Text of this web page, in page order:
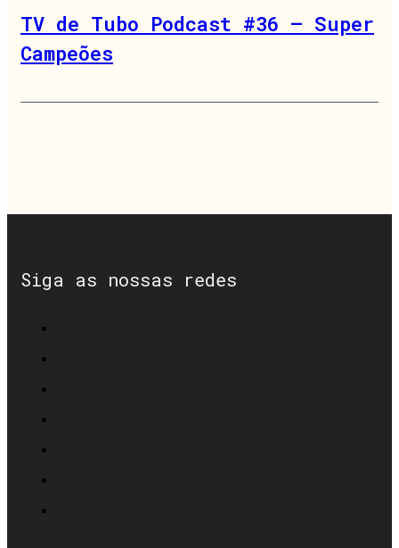
TV de Tubo Podcast #36 – Super
Campeões
Siga as nossas redes